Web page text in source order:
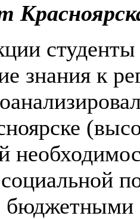
знания к
бюджетными